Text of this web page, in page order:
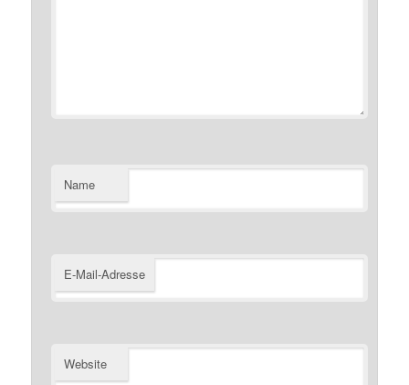
Name
E-Mail-Adresse
Website